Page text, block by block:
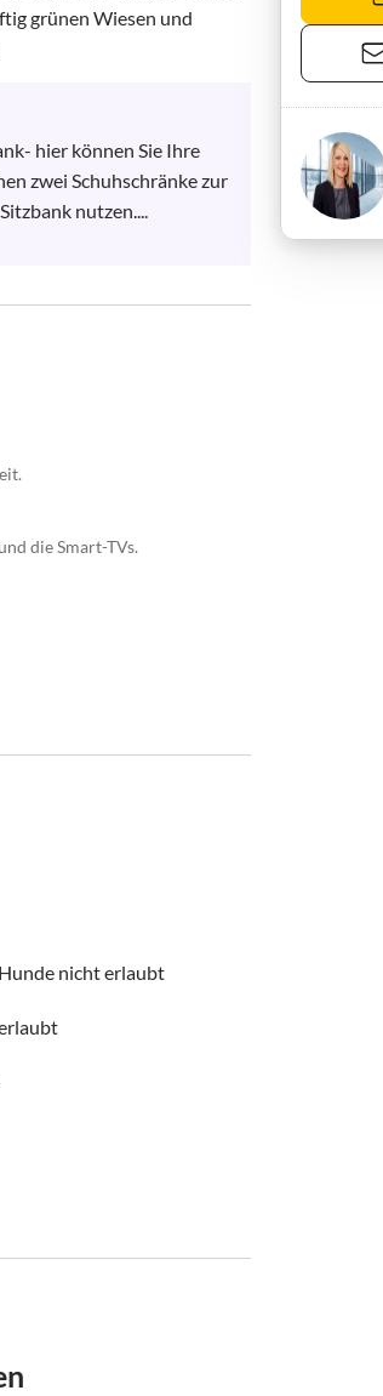
grünen Wiesen und
hier können Sie Ihre
zwei Schuhschränke zur
nutzen....
die Smart-TVs.
nicht erlaubt